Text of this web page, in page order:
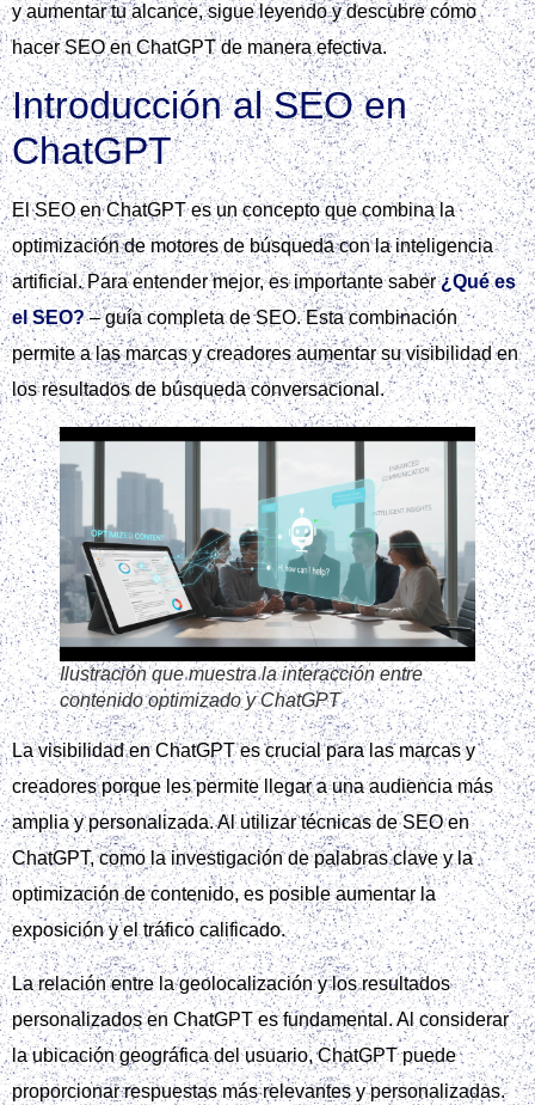
y aumentar tu alcance, sigue leyendo y descubre cómo
hacer SEO en ChatGPT de manera efectiva.
Introducción al SEO en
ChatGPT
El SEO en ChatGPT es un concepto que combina la
optimización de motores de búsqueda con la inteligencia
artificial. Para entender mejor, es importante saber¿Qué es
el SEO?– guía completa de SEO. Esta combinación
permite a las marcas y creadores aumentar su visibilidad en
los resultados de búsqueda conversacional.
Ilustración que muestra la interacción entre
contenido optimizado y ChatGPT
La visibilidad en ChatGPT es crucial para las marcas y
creadores porque les permite llegar a una audiencia más
amplia y personalizada. Al utilizar técnicas de SEO en
ChatGPT, como la investigación de palabras clave y la
optimización de contenido, es posible aumentar la
exposición y el tráfico calificado.
La relación entre la geolocalización y los resultados
personalizados en ChatGPT es fundamental. Al considerar
la ubicación geográfica del usuario, ChatGPT puede
proporcionar respuestas más relevantes y personalizadas.